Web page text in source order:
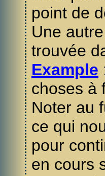
point de
Une
trouvée
Example
choses à
Noter au
ce qui
pour
en cours